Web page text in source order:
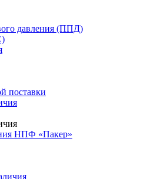
давления (ППД)
поставки